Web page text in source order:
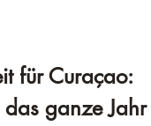
für Curaçao:
das ganze Jahr